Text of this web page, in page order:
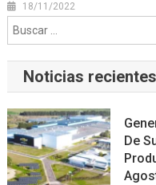
18/11/2022
Noticias recientes
De